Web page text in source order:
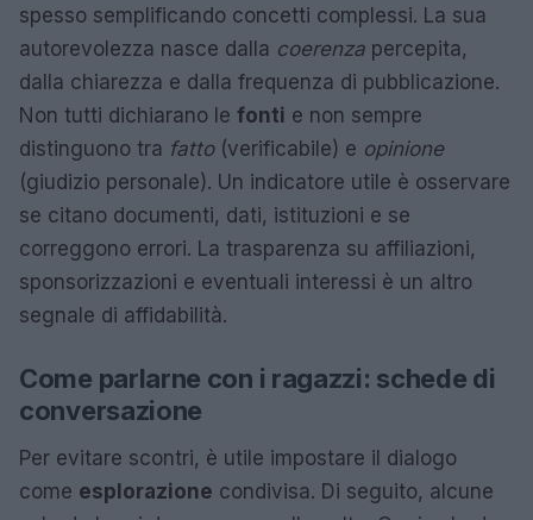
spesso semplificando concetti complessi. La sua
autorevolezza nasce dalla coerenza percepita,
dalla chiarezza e dalla frequenza di pubblicazione.
Non tutti dichiarano le fonti e non sempre
distinguono tra fatto(verificabile) e opinione
(giudizio personale). Un indicatore utile è osservare
se citano documenti, dati, istituzioni e se
correggono errori. La trasparenza su affiliazioni,
sponsorizzazioni e eventuali interessi è un altro
segnale di affidabilità.
Come parlarne con i ragazzi: schede di
conversazione
Per evitare scontri, è utile impostare il dialogo
come esplorazione condivisa. Di seguito, alcune